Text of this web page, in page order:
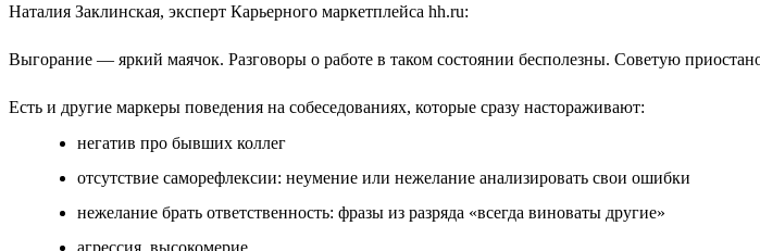
Наталия Заклинская, эксперт Карьерного маркетплейса hh.ru:
Выгорание — яркий маячок. Разговоры о работе в таком состоянии бесполезны. Советую
Есть и другие маркеры поведения на собеседованиях, которые сразу настораживают:
негатив про бывших коллег
отсутствие саморефлексии: неумение или нежелание анализировать свои ошибки
нежелание брать ответственность: фразы из разряда «всегда виноваты другие»
агрессия, высокомерие